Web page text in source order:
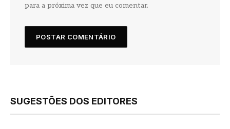
para a próxima vez que eu comentar.
SUGESTÕES DOS EDITORES